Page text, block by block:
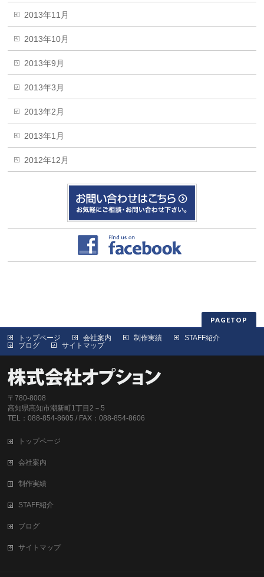
2013年11月
2013年10月
2013年9月
2013年3月
2013年2月
2013年1月
2012年12月
PAGETOP
トップページ 会社案内 制作実績
STAFF紹介
ブログ
サイトマップ
〒780-8008
高知県高知市潮新町1丁目2－5
TEL：088-854-8605 / FAX：088-854-8606
トップページ
会社案内
制作実績
STAFF紹介
ブログ
サイトマップ